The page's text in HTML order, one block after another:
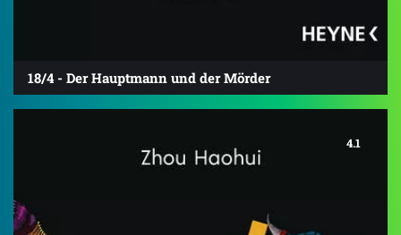
18/4 - Der Hauptmann und der Mörder
4.1